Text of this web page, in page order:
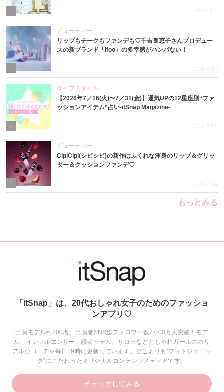
2026.7.8
3
ビューティー
リップもチークもファンデも♡千吉良恵子さんプロデュー
スの新ブランド「ifoo」の多幸感がハンパない！
2026.7.10
4
ライフスタイル
【2026年7／16(火)〜7／31(金)】運気UPの12星座別“ファ
ッションアイテム”占い-itSnap Magazine-
2026.7.16
ビューティー
CipiCipi(シピシピ)の新作はふくれな渾身のリップ＆グリッ
ター＆クッションファンデ♡
2026.7.14
もっとみる
「itSnap」は、20代おしゃれ女子のためのファッショ
ンアプリ♡
出演モデル約800名、出演者SNS総フォロワー数7,000万人突破！モデ
ル、インフルエンサー、読者モデル、サロモなどおしゃれガールズのリ
アルなコーデを毎日19時に更新しています。どこよりも“フォトジェニッ
ク”にこだわったオリジナルコンテンツメディアです。
チェックしてみる